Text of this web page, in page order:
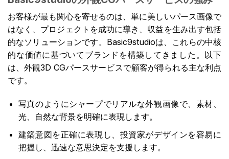
お客様が最も関心を寄せるのは、単に美しいパース画像で
はなく、プロジェクトを成功に導き、収益を生み出す包括
的なソリューションです。Basic9studioは、これらの中核
的な価値に基づいてブランドを構築してきました。以下
は、外観3D CGパースサービスで顧客が得られる主な利点
です。
写真のようにシャープでリアルな外観画像で、素材、
光、自然な背景を明確に表現します。
建築意図を正確に表現し、投資家がデザインを容易に
把握し、迅速な意思決定を支援します。